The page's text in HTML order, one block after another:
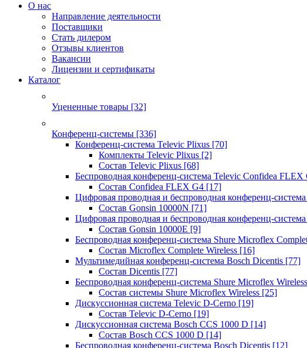
О нас
Направление деятельности
Поставщики
Стать дилером
Отзывы клиентов
Вакансии
Лицензии и сертификаты
Каталог
Уцененные товары [32]
Конференц-системы [336]
Конференц-система Televic Plixus [70]
Комплекты Televic Plixus [2]
Состав Televic Plixus [68]
Беспроводная конференц-система Televic Confidea FLEX
Состав Confidea FLEX G4 [17]
Цифровая проводная и беспроводная конференц-
Состав Gonsin 10000N [71]
Цифровая проводная и беспроводная конференц-
Состав Gonsin 10000E [9]
Беспроводная конференц-система Shure Microflex
Состав Microflex Complete Wireless [16]
Мультимедийная конференц-система Bosch Dicentis [77]
Состав Dicentis [77]
Беспроводная конференц-система Shure Microflex Wireless
Состав системы Shure Microflex Wireless [25]
Дискуссионная система Televic D-Cerno [19]
Состав Televic D-Cerno [19]
Дискуссионная система Bosch CCS 1000 D [14]
Состав Bosch CCS 1000 D [14]
Беспроводная конференц-система Bosch Dicentis [12]